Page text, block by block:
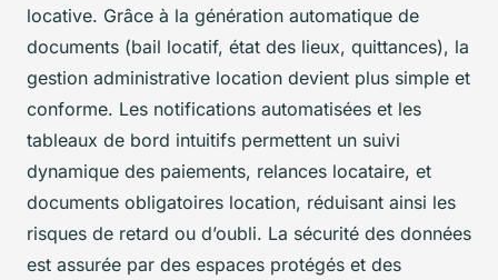
locative. Grâce à la génération automatique de
documents (bail locatif, état des lieux, quittances), la
gestion administrative location devient plus simple et
conforme. Les notifications automatisées et les
tableaux de bord intuitifs permettent un suivi
dynamique des paiements, relances locataire, et
documents obligatoires location, réduisant ainsi les
risques de retard ou d’oubli. La sécurité des données
est assurée par des espaces protégés et des